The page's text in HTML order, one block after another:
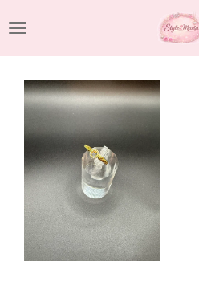
direct
naar
hoofdinhoud